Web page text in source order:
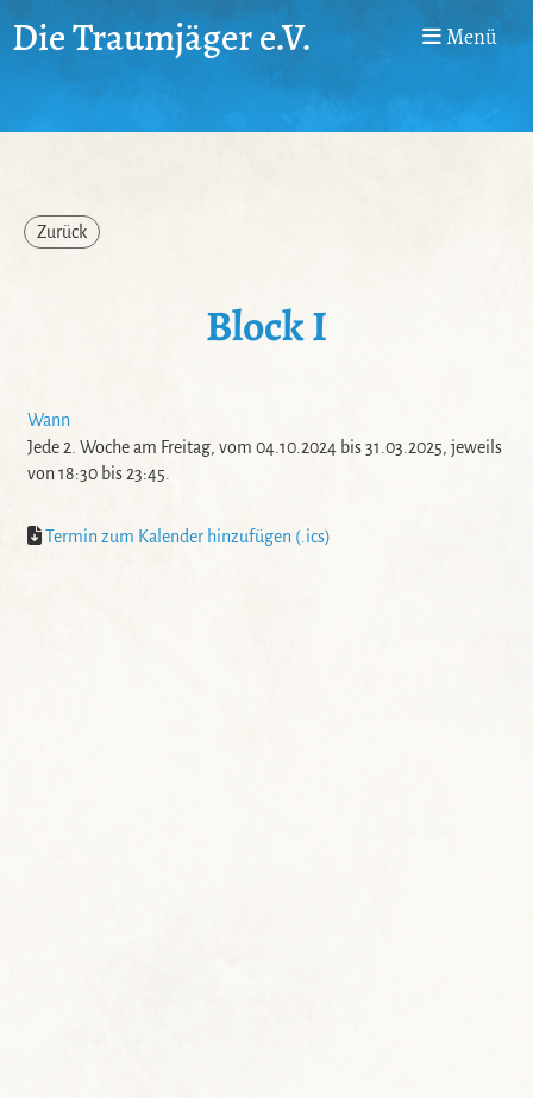
Die Traumjäger e.V. Menü
Zurück
Block I
Wann
Jede 2. Woche am Freitag, vom 04.10.2024 bis 31.03.2025, jeweils
von 18:30 bis 23:45.
Termin zum Kalender hinzufügen (.ics)